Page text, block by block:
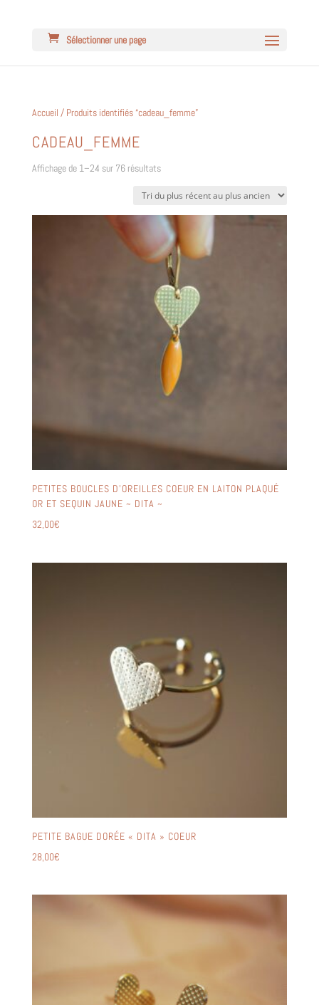
Sélectionner une page
Accueil / Produits identifiés “cadeau_femme”
CADEAU_FEMME
Affichage de 1–24 sur 76 résultatsTrié
plus
récent
au
plus
ancien
PETITES BOUCLES D’OREILLES COEUR EN LAITON PLAQUÉ
OR ET SEQUIN JAUNE ~ DITA ~
32,00€
PETITE BAGUE DORÉE « DITA » COEUR
28,00€